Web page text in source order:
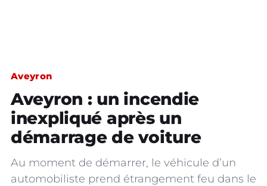
Aveyron
Aveyron : un incendie
inexpliqué après un
démarrage de voiture
Au moment de démarrer, le véhicule d’un
automobiliste prend étrangement feu dans le